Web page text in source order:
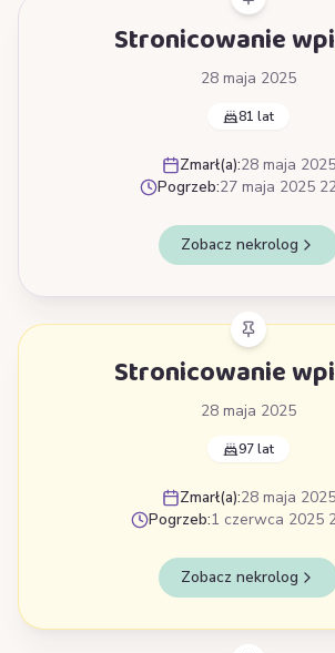
Stronicowanie
28 maja 2025
81 lat
Zmarł(a):28 maja 2025
Pogrzeb:27 maja 2025
Zobacz nekrolog
Stronicowanie
28 maja 2025
97 lat
Zmarł(a):28 maja 2025
Pogrzeb:1 czerwca 2025
Zobacz nekrolog